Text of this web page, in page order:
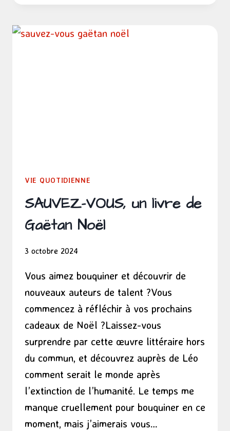
:
POTS
VIE QUOTIDIENNE
SAUVEZ-VOUS, un livre de
Gaëtan Noël
3 octobre 2024
Vous aimez bouquiner et découvrir de
nouveaux auteurs de talent ?Vous
commencez à réfléchir à vos prochains
cadeaux de Noël ?Laissez-vous
surprendre par cette œuvre littéraire hors
du commun, et découvrez auprès de Léo
comment serait le monde après
l’extinction de l’humanité. Le temps me
manque cruellement pour bouquiner en ce
moment, mais j’aimerais vous…